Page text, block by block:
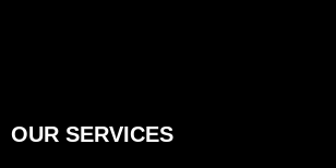
OUR SERVICES